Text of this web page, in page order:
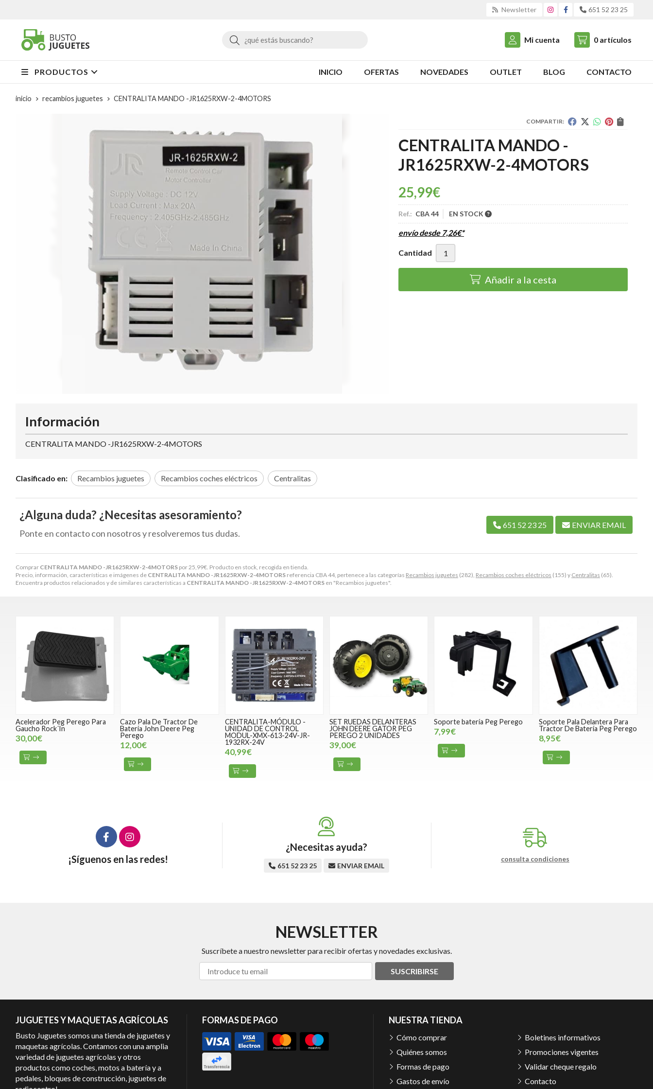
Newsletter 651 52 23 25
Buscar Mi cuenta 0 artículos
PRODUCTOS INICIO OFERTAS NOVEDADES OUTLET BLOG CONTACTO
inicio recambios juguetes CENTRALITA MANDO -JR1625RXW-2-4MOTORS
COMPARTIR:
CENTRALITA MANDO -
JR1625RXW-2-4MOTORS
25,99€
Ref.: CBA 44 EN STOCK
envío desde 7,26€*
Cantidad
Añadir a la cesta
Comprar CENTRALITA MANDO -JR1625RXW-2-4MOTORS por 25,99€ . Producto en stock, recogida en tienda.
Precio, información, características e imágenes de CENTRALITA MANDO -JR1625RXW-2-4MOTORS referencia CBA 44, pertenece a las categorías Recambios juguetes (282), Recambios coches eléctricos (155) y Centralitas (65).
Encuentra productos relacionados y de similares características a CENTRALITA MANDO -JR1625RXW-2-4MOTORS en "Recambios juguetes".
Información
CENTRALITA MANDO -JR1625RXW-2-4MOTORS
Clasificado en: Recambios juguetes Recambios coches eléctricos Centralitas
¿Alguna duda? ¿Necesitas asesoramiento?
Ponte en contacto con nosotros y resolveremos tus dudas.
651 52 23 25 ENVIAR EMAIL
Acelerador Peg Perego Para
Gaucho Rock´In
30,00€
Cazo Pala De Tractor De
Batería John Deere Peg
Perego
12,00€
CENTRALITA-MÓDULO -
UNIDAD DE CONTROL
MODUL-XMX-613-24V-JR-
1932RX-24V
40,99€
SET RUEDAS DELANTERAS
JOHN DEERE GATOR PEG
PEREGO 2 UNIDADES
39,00€
Soporte batería Peg Perego
7,99€
Soporte Pala Delantera Para
Tractor De Batería Peg Perego
8,95€
¡Síguenos en las redes!
¿Necesitas ayuda?
651 52 23 25 ENVIAR EMAIL
consulta condiciones
NEWSLETTER
Suscríbete a nuestro newsletter para recibir ofertas y novedades exclusivas.
SUSCRIBIRSE
JUGUETES Y MAQUETAS AGRÍCOLAS
Busto Juguetes somos una tienda de juguetes y
maquetas agrícolas. Contamos con una amplia
variedad de juguetes agrícolas y otros
productos como coches, motos a batería y a
pedales, bloques de construcción, juguetes de
FORMAS DE PAGO NUESTRA TIENDA
Cómo comprar
Quiénes somos
Formas de pago
Gastos de envío
Boletines informativos
Promociones vigentes
Validar cheque regalo
Contacto